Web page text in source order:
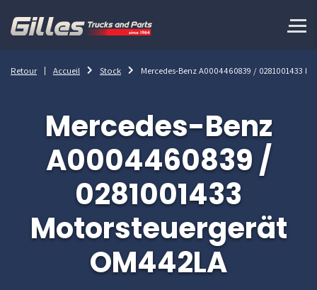
Retour Accueil Stock Mercedes-Benz A0004460839 / 0281001433
Mercedes-Benz
A0004460839 /
0281001433
Motorsteuergerät
OM442LA